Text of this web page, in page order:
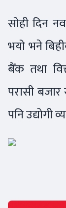
सोही दिन
भयो भने
बैंक तथा
परासी
पनि